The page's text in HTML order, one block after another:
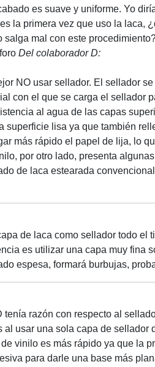
es suave y uniforme. Yo
la primera vez que uso la laca,
salga mal con este
Del colaborador D:
NO usar sellador. El sellador
con el que se carga el sellador
al agua de las capas
superficie lisa ya que también
más rápido el papel de lija, lo
por otro lado, presenta
de laca estearada
de laca como sellador todo el
es utilizar una capa muy fina
espesa, formará burbujas,
tenía razón con respecto al
al usar una sola capa de
vinilo es más rápido ya que la
para darle una base más